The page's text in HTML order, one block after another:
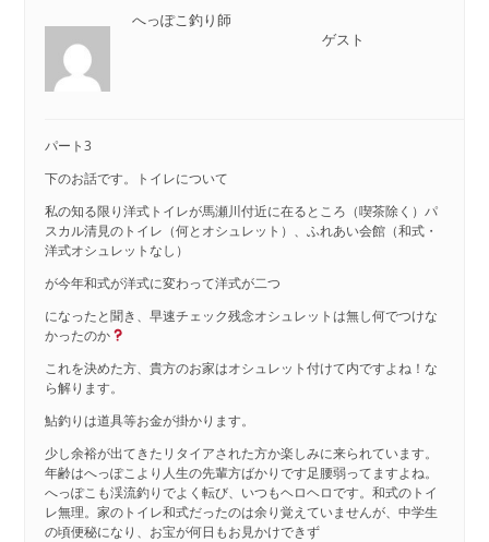
へっぽこ釣り師
ゲスト
パート3
下のお話です。トイレについて
私の知る限り洋式トイレが馬瀬川付近に在るところ（喫茶除く）パ
スカル清見のトイレ（何とオシュレット）、ふれあい会館（和式・
洋式オシュレットなし）
が今年和式が洋式に変わって洋式が二つ
になったと聞き、早速チェック残念オシュレットは無し何でつけな
かったのか
これを決めた方、貴方のお家はオシュレット付けて内ですよね！な
ら解ります。
鮎釣りは道具等お金が掛かります。
少し余裕が出てきたリタイアされた方か楽しみに来られています。
年齢はへっぽこより人生の先輩方ばかりです足腰弱ってますよね。
へっぽこも渓流釣りでよく転び、いつもヘロヘロです。和式のトイ
レ無理。家のトイレ和式だったのは余り覚えていませんが、中学生
の頃便秘になり、お宝が何日もお見かけできず